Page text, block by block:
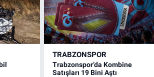
TRABZONSPOR
Trabzonspor’da Kombine
Satışları 19 Bini Aştı